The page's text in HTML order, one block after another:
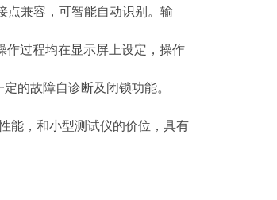
点兼容，可智能自动识别。输
作过程均在显示屏上设定，操作
的故障自诊断及闭锁功能。
能，和小型测试仪的价位，具有